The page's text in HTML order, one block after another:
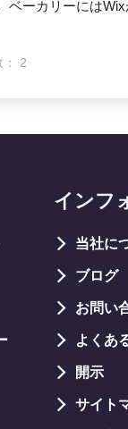
ーカリーには
： 2
インフ
当社に
ブログ
お問い
よくあ
開示
サイト